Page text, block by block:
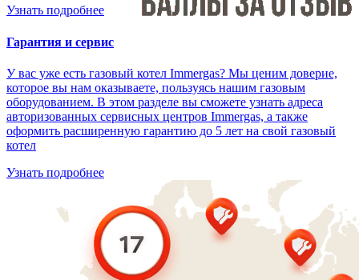
Узнать подробнее
Гарантия и сервис
У вас уже есть газовый котел Immergas? Мы ценим доверие,
которое вы нам оказываете, пользуясь нашим газовым
оборудованием. В этом разделе вы сможете узнать адреса
авторизованных сервисных центров Immergas, а также
оформить расширенную гарантию до 5 лет на свой газовый
котел
Узнать подробнее